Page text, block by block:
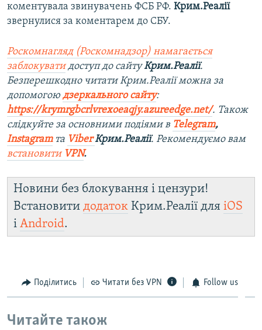
коментувала звинувачень ФСБ РФ. Крим.Реалії
звернулися за коментарем до СБУ.
Роскомнагляд (Роскомнадзор) намагається
заблокуватидоступ до сайтуКрим.Реалії.
Безперешкодно читати Крим.Реалії можна за
допомогою дзеркального сайту:
https://krymrgbcrlvrexoeaqjy.azureedge.net/. Також
слідкуйте за основними подіями в Telegram,
Instagramта ViberКрим.Реалії. Рекомендуємо вам
встановити VPN.
Новини без блокування і цензури!
Встановити додаток Крим.Реалії для iOS
і Android.
Поділитись Читати без VPN Follow us
Читайте також